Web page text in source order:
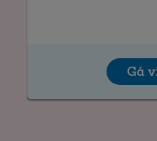
Gå